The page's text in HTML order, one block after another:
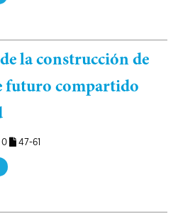
la construcción de
futuro compartido
0 47-61